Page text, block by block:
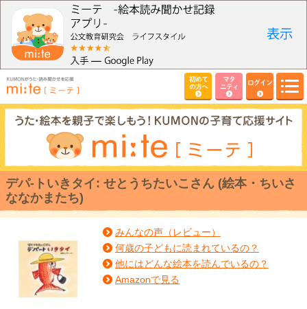
初めて
の方へ
マタ
ニティ
ログイン
デパ-トいきタイ: せとうちたいこさん (絵本・ちいさ
ななかまたち)
みんなの声（レビュー）
何歳の子どもに読まれているの？
他にはどんな絵本を読んでいるの？
Amazonで見る